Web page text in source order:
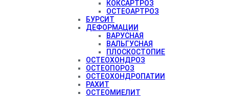
КОКСАРТРОЗ
ОСТЕОАРТРОЗ
БУРСИТ
ДЕФОРМАЦИИ
ВАРУСНАЯ
ВАЛЬГУСНАЯ
ПЛОСКОСТОПИЕ
ОСТЕОХОНДРОЗ
ОСТЕОПОРОЗ
ОСТЕОХОНДРОПАТИИ
РАХИТ
ОСТЕОМИЕЛИТ